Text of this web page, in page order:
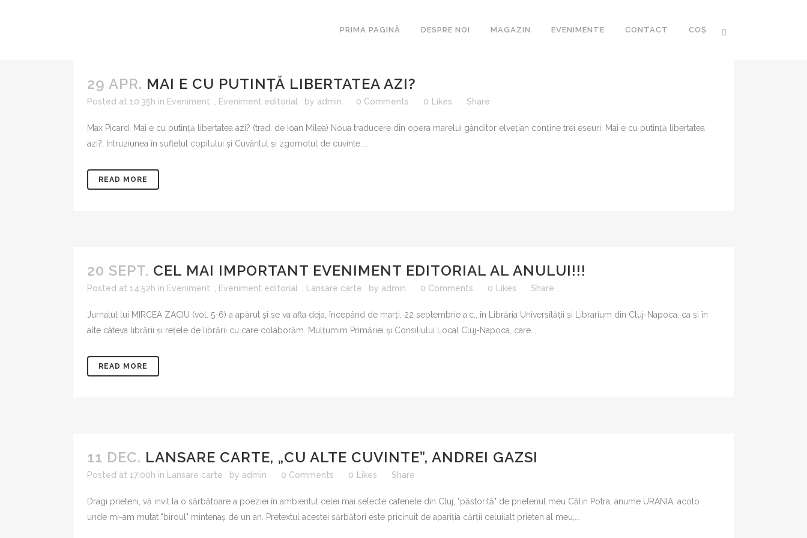
PRIMA PAGINĂ DESPRE NOI MAGAZIN
PARALITERARIA
SERIA MIRCEA TOMUȘ –
ROMANULUI ROMÂNESC
GEN ŞI CULTURĂ
LIMB
RESTAURATIO
EVENIMENTE CONTACT COȘ
29 APR. MAI E CU PUTINȚĂ LIBERTATEA AZI?
Posted at 10:35h in Eveniment Eveniment editorial by admin 0 Comments 0 Likes Share
Max Picard, Mai e cu putință libertatea azi? (trad. de Ioan Milea) Noua traducere din opera marelui gânditor elvețian conține trei eseuri: Mai e cu putință libertatea
azi?, Intruziunea în sufletul copilului și Cuvântul și zgomotul de cuvinte....
READ MORE
20 SEPT. CEL MAI IMPORTANT EVENIMENT EDITORIAL AL ANULUI!!!
Posted at 14:52h in Eveniment Eveniment editorial Lansare carte by admin 0 Comments 0 Likes Share
Jurnalul lui MIRCEA ZACIU (vol. 5-6) a apărut și se va afla deja, începând de marți, 22 septembrie a.c., în Librăria Universității și Librarium din Cluj-Napoca, ca și în
alte câteva librării și rețele de librării cu care colaborăm. Mulțumim Primăriei și Consiliului Local Cluj-Napoca, care...
READ MORE
11 DEC. LANSARE CARTE, „CU ALTE CUVINTE”, ANDREI GAZSI
Posted at 17:00h in Lansare carte by admin 0 Comments 0 Likes Share
Dragi prieteni, vă invit la o sărbătoare a poeziei în ambientul celei mai selecte cafenele din Cluj, "păstorită" de prietenul meu Călin Potra, anume URANIA, acolo
unde mi-am mutat "biroul" mintenaș de un an. Pretextul acestei sărbători este pricinuit de apariția cărții celuilalt prieten al meu,...